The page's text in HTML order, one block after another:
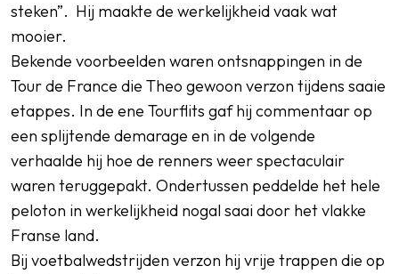
steken”. Hij maakte de werkelijkheid vaak wat
mooier.
Bekende voorbeelden waren ontsnappingen in de
Tour de France die Theo gewoon verzon tijdens saaie
etappes. In de ene Tourflits gaf hij commentaar op
een splijtende demarage en in de volgende
verhaalde hij hoe de renners weer spectaculair
waren teruggepakt. Ondertussen peddelde het hele
peloton in werkelijkheid nogal saai door het vlakke
Franse land.
Bij voetbalwedstrijden verzon hij vrije trappen die op